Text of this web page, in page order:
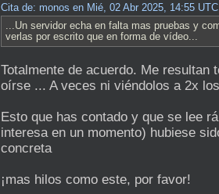
Cita de: monos en Mié, 02 Abr 2025, 14:55 UTC
...Un servidor echa en falta mas pruebas y
verlas por escrito que en forma de vídeo...
Totalmente de acuerdo. Me resultan
oírse ... A veces ni viéndolos a 2x
Esto que has contado y que se lee
interesa en un momento) hubiese
concreta
¡mas hilos como este, por favor!